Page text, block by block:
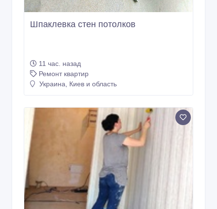
Шпаклевка стен потолков
11 час. назад
Ремонт квартир
Украина, Киев и область